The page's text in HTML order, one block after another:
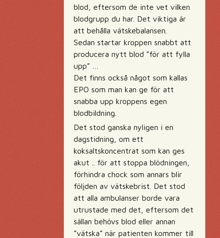
blod, eftersom de inte vet vilken
blodgrupp du har. Det viktiga är
att behålla vätskebalansen.
Sedan startar kroppen snabbt att
producera nytt blod ”för att fylla
upp” …
Det finns också något som kallas
EPO som man kan ge för att
snabba upp kroppens egen
blodbildning.
Det stod ganska nyligen i en
dagstidning, om ett
koksaltskoncentrat som kan ges
akut .. för att stoppa blödningen,
förhindra chock som annars blir
följden av vätskebrist. Det stod
att alla ambulanser borde vara
utrustade med det, eftersom det
sällan behövs blod eller annan
”vätska” när patienten kommer till